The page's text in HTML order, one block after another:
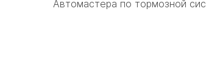
Автомастера по тормозной